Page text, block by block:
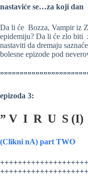
nastaviće se…za koji dan
Da li će Bozza, Vampir iz
epidemiju? Da li će zlo biti
nastaviti da dremaju
bolesne epizode pod
epizoda 3:
” V I R U S (I)
(Clikni nA) part TWO